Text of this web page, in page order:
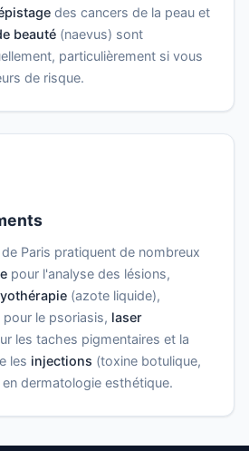
des cancers de la peau et
beauté (naevus) sont
particulièrement si vous
de risque.
Paris pratiquent de nombreux
pour l'analyse des lésions,
(azote liquide),
pour le psoriasis, laser
les taches pigmentaires et la
les injections (toxine botulique,
dermatologie esthétique.